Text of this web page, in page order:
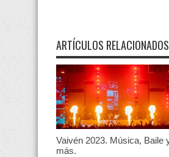
ARTÍCULOS RELACIONADOS
Vaivén 2023. Música, Baile
más.